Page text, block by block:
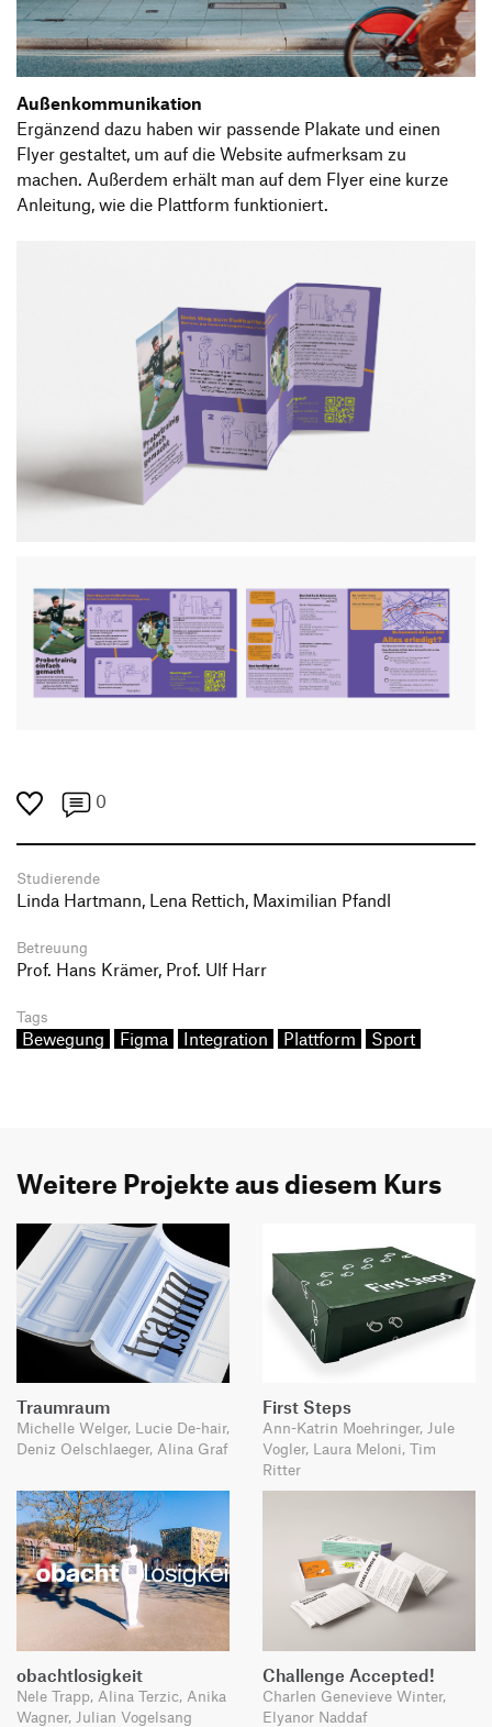
Außenkommunikation
Ergänzend dazu haben wir passende Plakate und einen
Flyer gestaltet, um auf die Website aufmerksam zu
machen. Außerdem erhält man auf dem Flyer eine kurze
Anleitung, wie die Plattform funktioniert.
0
Studierende
Linda Hartmann, Lena Rettich, Maximilian Pfandl
Betreuung
Prof. Hans Krämer, Prof. Ulf Harr
Tags
Bewegung Figma Integration Plattform Sport
Weitere Projekte aus diesem Kurs
Traumraum
Michelle Welger, Lucie De-hair,
Deniz Oelschlaeger, Alina Graf
First Steps
Ann-Katrin Moehringer, Jule
Vogler, Laura Meloni, Tim
Ritter
obachtlosigkeit
Nele Trapp, Alina Terzic, Anika
Wagner, Julian Vogelsang
Challenge Accepted!
Charlen Genevieve Winter,
Elyanor Naddaf